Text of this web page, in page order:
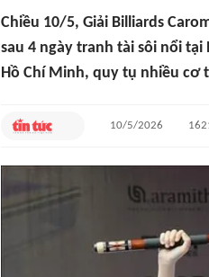
Chiều 10/5, Giải Billiards
sau 4 ngày tranh tài sôi nổi
Hồ Chí Minh, quy tụ nhiều cơ
10/5/2026